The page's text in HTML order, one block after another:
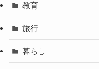
教育
旅行
暮らし